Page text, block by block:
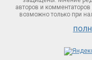
авторов и
возможно только при